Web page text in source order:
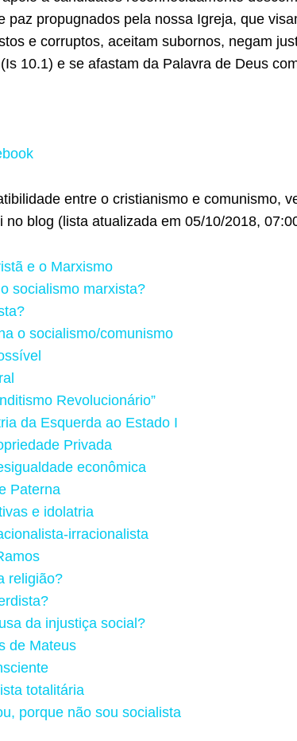
paz propugnados pela nossa Igreja, que
e corruptos, aceitam subornos, negam
Is 10.1) e se afastam da Palavra de Deus
entre o cristianismo e comunismo,
blog (lista atualizada em 05/10/2018,
e o Marxismo
socialismo marxista?
o socialismo/comunismo
Revolucionário”
da Esquerda ao Estado I
Privada
econômica
Paterna
e idolatria
irracionalista
religião?
da injustiça social?
de Mateus
totalitária
porque não sou socialista